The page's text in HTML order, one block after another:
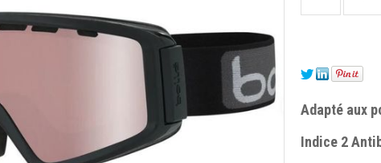
Adapté aux
Indice 2